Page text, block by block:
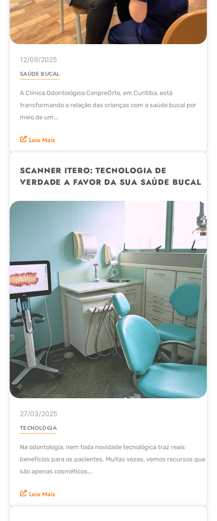
12/09/2025
SAÚDE BUCAL
A Clínica Odontológica CenpreOrto, em Curitiba, está
transformando a relação das crianças com a saúde bucal por
meio de um...
Leia Mais
SCANNER ITERO: TECNOLOGIA DE
VERDADE A FAVOR DA SUA SAÚDE BUCAL
27/03/2025
TECNOLOGIA
Na odontologia, nem toda novidade tecnológica traz reais
benefícios para os pacientes. Muitas vezes, vemos recursos que
são apenas cosméticos...
Leia Mais